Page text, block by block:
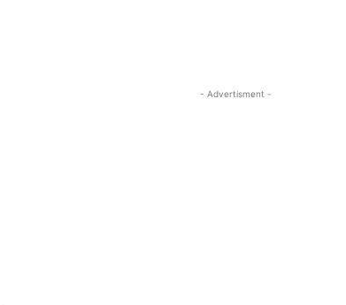
- Advertisment -